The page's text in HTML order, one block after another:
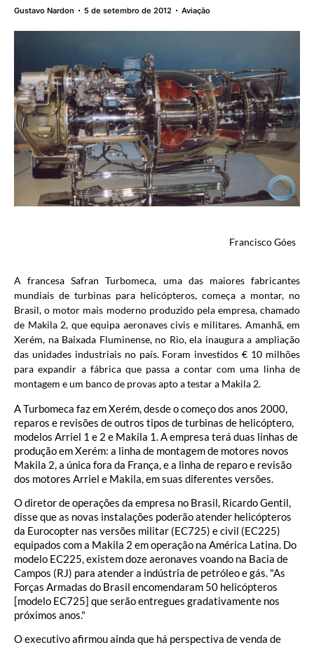
Gustavo Nardon 5 de setembro de 2012 Aviação
Francisco Góes
A francesa Safran Turbomeca, uma das maiores fabricantes
mundiais de turbinas para helicópteros, começa a montar, no
Brasil, o motor mais moderno produzido pela empresa, chamado
de Makila 2, que equipa aeronaves civis e militares. Amanhã, em
Xerém, na Baixada Fluminense, no Rio, ela inaugura a ampliação
das unidades industriais no país. Foram investidos € 10 milhões
para expandir a fábrica que passa a contar com uma linha de
montagem e um banco de provas apto a testar a Makila 2.
A Turbomeca faz em Xerém, desde o começo dos anos 2000,
reparos e revisões de outros tipos de turbinas de helicóptero,
modelos Arriel 1 e 2 e Makila 1. A empresa terá duas linhas de
produção em Xerém: a linha de montagem de motores novos
Makila 2, a única fora da França, e a linha de reparo e revisão
dos motores Arriel e Makila, em suas diferentes versões.
O diretor de operações da empresa no Brasil, Ricardo Gentil,
disse que as novas instalações poderão atender helicópteros
da Eurocopter nas versões militar (EC725) e civil (EC225)
equipados com a Makila 2 em operação na América Latina. Do
modelo EC225, existem doze aeronaves voando na Bacia de
Campos (RJ) para atender a indústria de petróleo e gás. "As
Forças Armadas do Brasil encomendaram 50 helicópteros
[modelo EC725] que serão entregues gradativamente nos
próximos anos."
O executivo afirmou ainda que há perspectiva de venda de